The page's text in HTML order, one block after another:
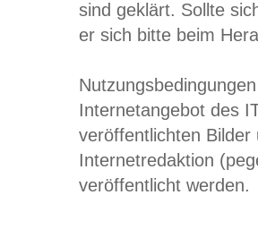
sind geklärt. Sollte
er sich bitte beim
Internetangebot des
veröffentlichten
Internetredaktion
veröffentlicht werden.